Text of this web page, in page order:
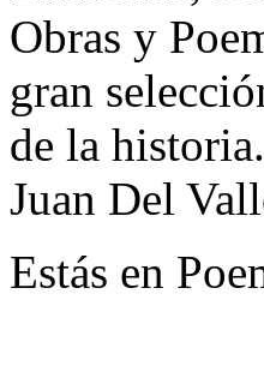
Obras y
gran
de la
Juan Del
Estás en